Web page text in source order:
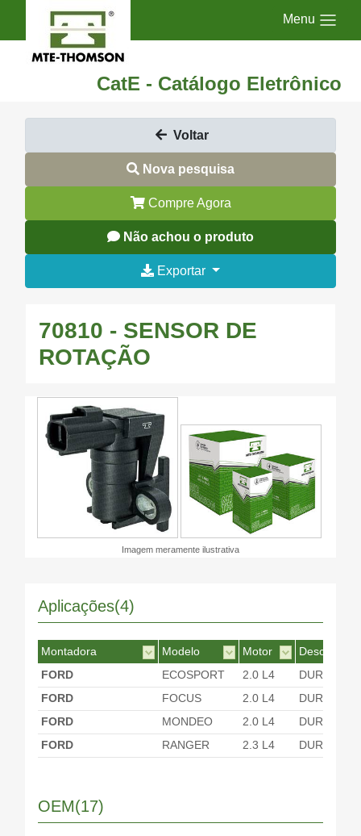
Menu
CatE - Catálogo Eletrônico
Voltar
Nova pesquisa
Compre Agora
Não achou o produto
Exportar
70810 - SENSOR DE
ROTAÇÃO
Imagem meramente ilustrativa
Aplicações(4)
Montadora Modelo Motor
Desc. Motor
FORD
ECOSPORT 2.0 L4
DURATEC
FORD
FOCUS 2.0 L4
DURATEC
FORD
MONDEO 2.0 L4
DURATEC
FORD
RANGER 2.3 L4 DURATEC
OEM(17)